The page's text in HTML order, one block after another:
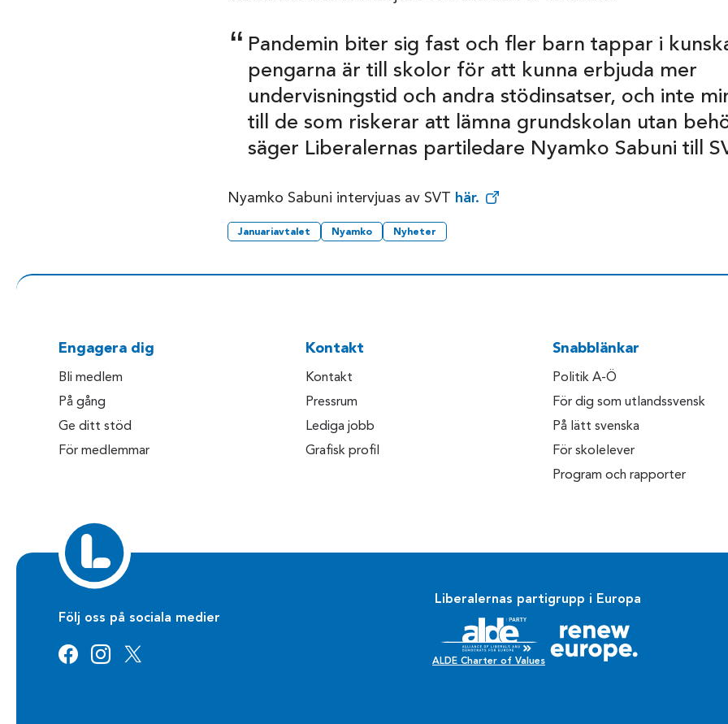
Pandemin biter sig fast och fler barn tappar i
pengarna är till skolor för att kunna erbjuda mer
undervisningstid och andra stödinsatser, och inte
till de som riskerar att lämna grundskolan utan
säger Liberalernas partiledare Nyamko Sabuni till
Nyamko Sabuni intervjuas av SVT här.
Januariavtalet Nyamko Nyheter
Engagera dig
Bli medlem
På gång
Ge ditt stöd
För medlemmar
Kontakt
Kontakt
Pressrum
Lediga jobb
Grafisk profil
Snabblänkar
Politik A-Ö
För dig som utlandssvensk
På lätt svenska
För skolelever
Program och rapporter
Följ oss på sociala medier
Liberalernas partigrupp i Europa
ALDE Charter of Values